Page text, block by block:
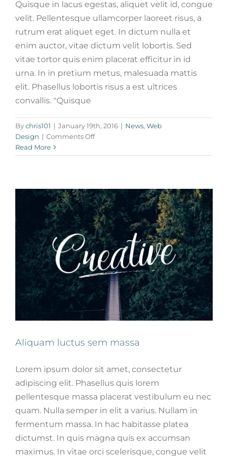
Quisque in lacus egestas, aliquet velit id, congue
velit. Pellentesque ullamcorper laoreet risus, a
rutrum erat aliquet eget. In dictum nulla et
enim auctor, vitae dictum velit lobortis. Sed
vitae tortor quis enim placerat efficitur in id
urna. In in pretium metus, malesuada mattis
elit. Phasellus lobortis risus a est ultrices
convallis. "Quisque
Bychris101 | January 19th, 2016 | News, Web
Design | Comments Offon
cursus
amet
Read More
Aliquam luctus sem massa
Design Technology
Aliquam luctus sem massa
Lorem ipsum dolor sit amet, consectetur
adipiscing elit. Phasellus quis lorem
pellentesque massa placerat vestibulum eu nec
quam. Nulla semper in elit a varius. Nullam in
fermentum massa. In hac habitasse platea
dictumst. In quis magna quis ex accumsan
maximus. In vitae orci scelerisque, congue velit